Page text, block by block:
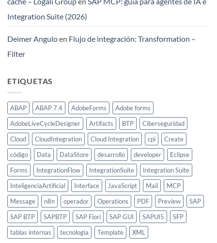
Integration Suite (2026)
Deimer Anguloen Flujo de integración: Transformation –
Filter
ETIQUETAS
ABAP ABAP 7.4 AdobeForms
Adobe forms
AdobeLiveCycleDesigner
Artifacts BTP
Ciberseguridad
Cloud
CloudIntegration Cloud Integration cpi
Create
código
Data DataStore desarrollo developer
Eclipse
Forms
IntegrationFlow IntegrationSuite
Integration Suite
InteligenciaArtificial
Interface JavaScript Mail
MCP
Message
n8n operador Operations PDF Preview
SAP
SAP BTP
SAPBTP SAP Fiori SAP GUI SAPUI5
SFP
tablas internas
tecnologia Template XML